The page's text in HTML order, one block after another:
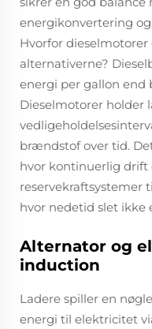
energikonvertering
Hvorfor
alternativerne?
energi per gallon end
Dieselmotorer
brændstof over tid.
hvor kontinuerlig drift
reservekraftsystemer
hvor nedetid slet ikke
Alternator og
induction
Ladere spiller en
energi til elektricitet